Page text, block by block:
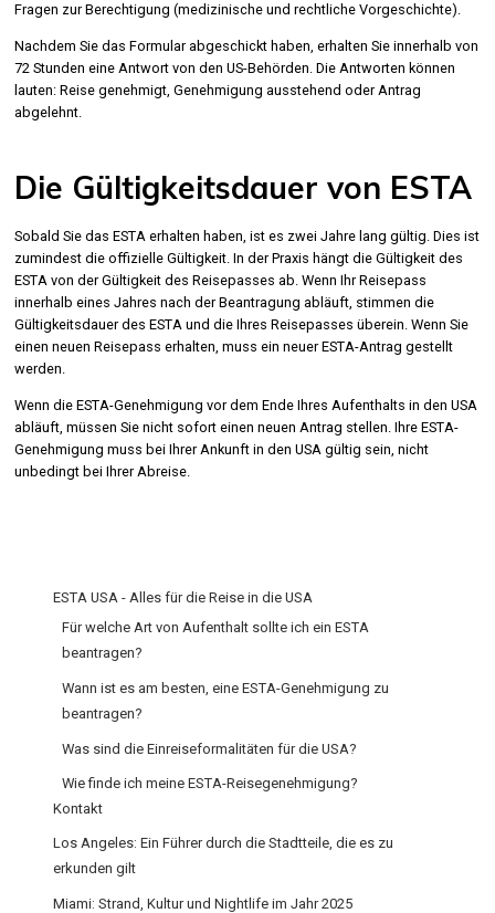
Fragen zur Berechtigung (medizinische und rechtliche Vorgeschichte).
Nachdem Sie das Formular abgeschickt haben, erhalten Sie innerhalb von
72 Stunden eine Antwort von den US-Behörden. Die Antworten können
lauten: Reise genehmigt, Genehmigung ausstehend oder Antrag
abgelehnt.
Die Gültigkeitsdauer von ESTA
Sobald Sie das ESTA erhalten haben, ist es zwei Jahre lang gültig. Dies ist
zumindest die offizielle Gültigkeit. In der Praxis hängt die Gültigkeit des
ESTA von der Gültigkeit des Reisepasses ab. Wenn Ihr Reisepass
innerhalb eines Jahres nach der Beantragung abläuft, stimmen die
Gültigkeitsdauer des ESTA und die Ihres Reisepasses überein. Wenn Sie
einen neuen Reisepass erhalten, muss ein neuer ESTA-Antrag gestellt
werden.
Wenn die ESTA-Genehmigung vor dem Ende Ihres Aufenthalts in den USA
abläuft, müssen Sie nicht sofort einen neuen Antrag stellen. Ihre ESTA-
Genehmigung muss bei Ihrer Ankunft in den USA gültig sein, nicht
unbedingt bei Ihrer Abreise.
ESTA USA - Alles für die Reise in die USA
Für welche Art von Aufenthalt sollte ich ein ESTA
beantragen?
Wann ist es am besten, eine ESTA-Genehmigung zu
beantragen?
Was sind die Einreiseformalitäten für die USA?
Wie finde ich meine ESTA-Reisegenehmigung?
Kontakt
Los Angeles: Ein Führer durch die Stadtteile, die es zu
erkunden gilt
Miami: Strand, Kultur und Nightlife im Jahr 2025